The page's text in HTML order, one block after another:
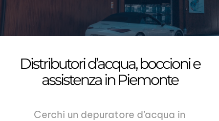
Distributori d’acqua, boccioni e
assistenza in Piemonte
Cerchi un depuratore d’acqua in